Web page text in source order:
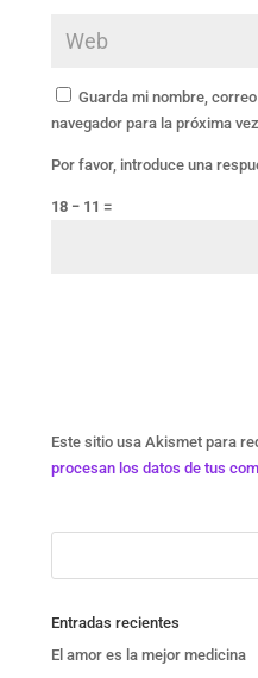
Guarda mi nombre,
navegador para la próxima
Por favor, introduce una
18 − 11 =
Este sitio usa Akismet para
procesan los datos de tus
Entradas recientes
El amor es la mejor medicina